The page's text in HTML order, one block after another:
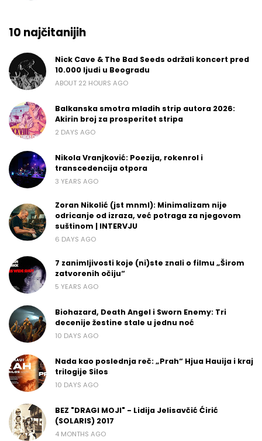
10 najčitanijih
Nick Cave & The Bad Seeds održali koncert pred
10.000 ljudi u Beogradu
ABOUT 22 HOURS AGO
Balkanska smotra mladih strip autora 2026:
Akirin broj za prosperitet stripa
2 DAYS AGO
Nikola Vranjković: Poezija, rokenrol i
transcedencija otpora
3 YEARS AGO
Zoran Nikolić (jst mnml): Minimalizam nije
odricanje od izraza, već potraga za njegovom
suštinom | INTERVJU
6 DAYS AGO
7 zanimljivosti koje (ni)ste znali o filmu „Širom
zatvorenih očiju“
5 YEARS AGO
Biohazard, Death Angel i Sworn Enemy: Tri
decenije žestine stale u jednu noć
10 DAYS AGO
Nada kao poslednja reč: „Prah“ Hjua Hauija i kraj
trilogije Silos
10 DAYS AGO
BEZ "DRAGI MOJI" - Lidija Jelisavčić Ćirić
(SOLARIS) 2017
4 MONTHS AGO